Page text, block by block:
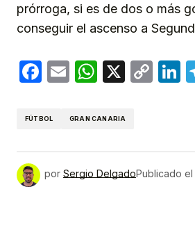
prórroga, si es de dos o más
conseguir el ascenso a
Facebook
Email X
FÚTBOL GRAN CANARIA
por Sergio DelgadoPublicado el